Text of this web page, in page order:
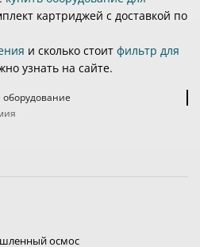
картриджей с доставкой по
и сколько стоит фильтр для
узнать на сайте.
осмос